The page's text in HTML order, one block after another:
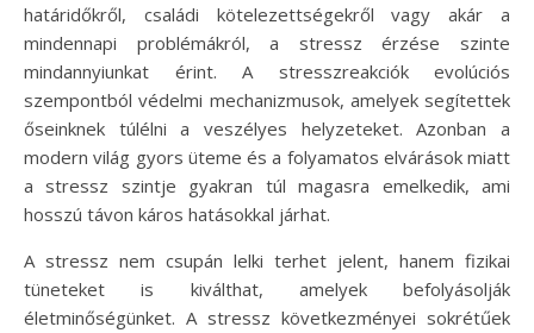
határidőkről, családi kötelezettségekről vagy akár a
mindennapi problémákról, a stressz érzése szinte
mindannyiunkat érint. A stresszreakciók evolúciós
szempontból védelmi mechanizmusok, amelyek segítettek
őseinknek túlélni a veszélyes helyzeteket. Azonban a
modern világ gyors üteme és a folyamatos elvárások miatt
a stressz szintje gyakran túl magasra emelkedik, ami
hosszú távon káros hatásokkal járhat.
A stressz nem csupán lelki terhet jelent, hanem fizikai
tüneteket is kiválthat, amelyek befolyásolják
életminőségünket. A stressz következményei sokrétűek